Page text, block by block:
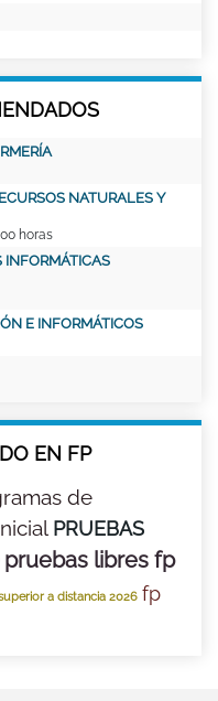
NATURALES Y
horas
INFORMÁTICAS
E INFORMÁTICOS
EN FP
de
PRUEBAS
pruebas libres fp
a distancia 2026 fp